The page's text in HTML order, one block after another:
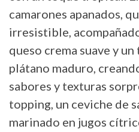
camarones apanados,
irresistible,
queso crema suave y
plátano maduro,
sabores y texturas
topping, un ceviche de
marinado en jugos